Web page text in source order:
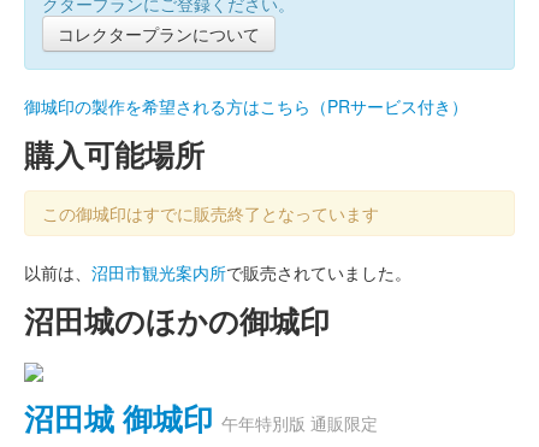
コレクタープランについて
御城印の製作を希望される方はこちら（PRサービス付き）
購入可能場所
この御城印はすでに販売終了となっています
以前は、 沼田市観光案内所で販売されていました。
沼田城のほかの御城印
沼田城 御城印 午年特別版 通販限定